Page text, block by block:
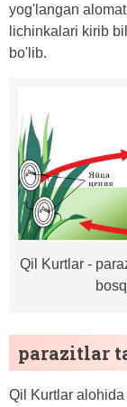
yog'langan
lichinkalari kirib
bo'lib.
Qil Kurtlar -
parazitlar
Qil Kurtlar